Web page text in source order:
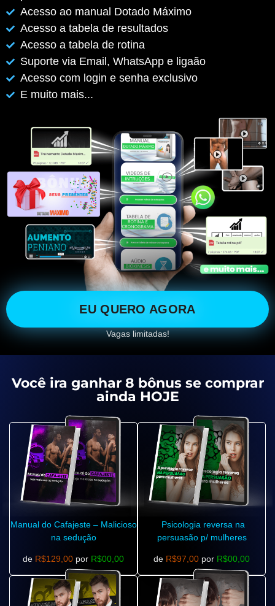
Acesso ao manual Dotado Máximo
Acesso a tabela de resultados
Acesso a tabela de rotina
Suporte via Email, WhatsApp e ligaão
Acesso com login e senha exclusivo
E muito mais...
EU QUERO AGORA
Vagas limitadas!
Você ira ganhar 8 bônus se comprar
ainda HOJE
Manual do Cafajeste – Malicioso
na sedução
de R$129,00 por R$00,00
Psicologia reversa na
persuasão p/ mulheres
de R$97,00 por R$00,00